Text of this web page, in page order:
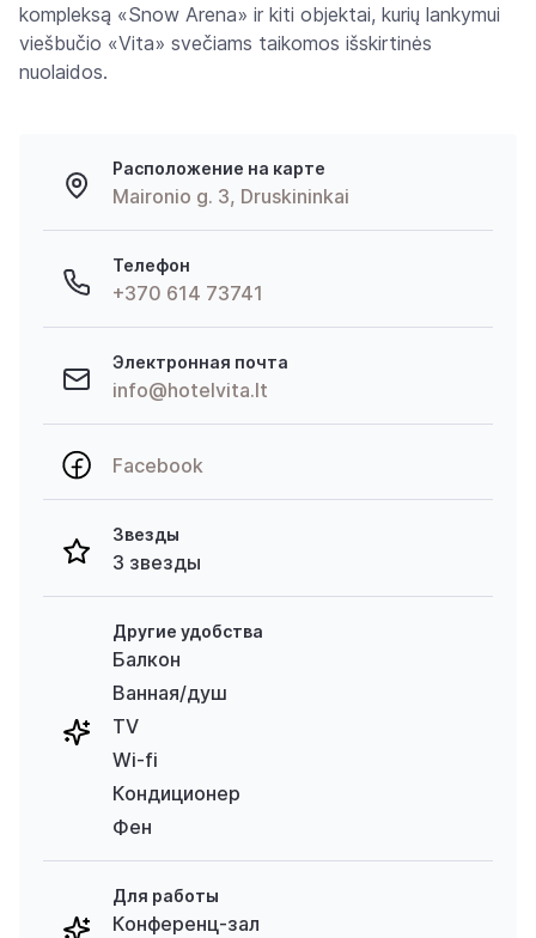
kompleksą «Snow Arena» ir kiti objektai, kurių lankymui
viešbučio «Vita» svečiams taikomos išskirtinės
nuolaidos.
Расположение на карте
Maironio g. 3, Druskininkai
Телефон
+370 614 73741
Электронная почта
info@hotelvita.lt
Facebook
Звезды
3 звезды
Другие удобства
Балкон
Ванная/душ
TV
Wi-fi
Кондиционер
Фен
Для работы
Конференц-зал